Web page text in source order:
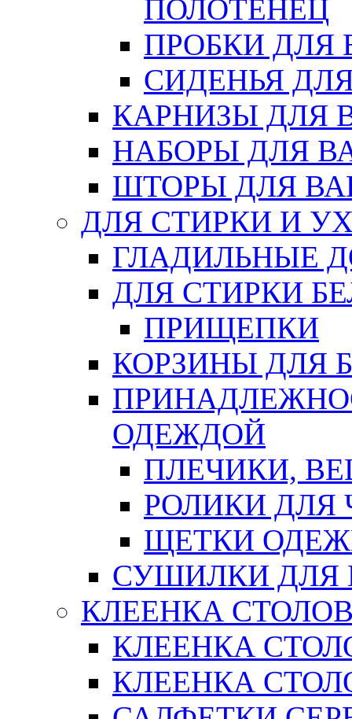
ПОЛОТЕНЕЦ
ПРОБКИ ДЛЯ
СИДЕНЬЯ
КАРНИЗЫ ДЛЯ
НАБОРЫ ДЛЯ
ШТОРЫ ДЛЯ
ДЛЯ СТИРКИ И
ГЛАДИЛЬНЫЕ
ДЛЯ СТИРКИ
ПРИЩЕПКИ
КОРЗИНЫ ДЛЯ
ОДЕЖДОЙ
ПЛЕЧИКИ,
РОЛИКИ ДЛЯ
ЩЕТКИ
СУШИЛКИ ДЛЯ
КЛЕЕНКА
КЛЕЕНКА
КЛЕЕНКА